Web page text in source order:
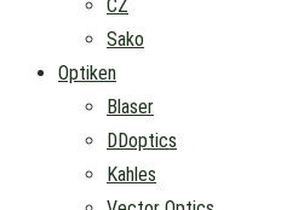
CZ
Sako
Optiken
Blaser
DDoptics
Kahles